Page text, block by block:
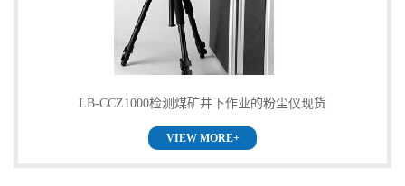
LB-CCZ1000检测煤矿井下作业的粉尘仪现货
VIEW MORE+